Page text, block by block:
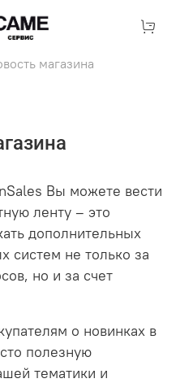
магазина
Вы можете вести
ленту – это
дополнительных
систем не только за
но и за счет
о новинках в
полезную
тематики и